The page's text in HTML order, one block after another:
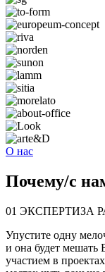
О нас
Почему/с
01 ЭКСПЕРТИЗА
Упустите одну
и она будет мешать
участием в